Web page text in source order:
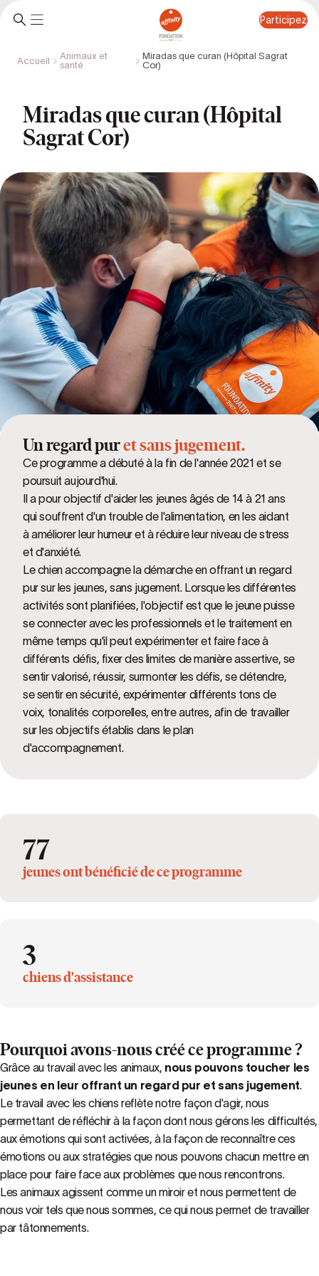
Participez
Accueil
Animaux et
santé
Miradas que curan (Hôpital Sagrat
Cor)
Miradas que curan (Hôpital
Sagrat Cor)
Un regard puret sans jugement.
Ce programme a débuté à la fin de l'année 2021 et se
poursuit aujourd'hui.
Il a pour objectif d'aider les jeunes âgés de 14 à 21 ans
qui souffrent d'un trouble de l'alimentation, en les aidant
à améliorer leur humeur et à réduire leur niveau de stress
et d'anxiété.
Le chien accompagne la démarche en offrant un regard
pur sur les jeunes, sans jugement. Lorsque les différentes
activités sont planifiées, l'objectif est que le jeune puisse
se connecter avec les professionnels et le traitement en
même temps qu'il peut expérimenter et faire face à
différents défis, fixer des limites de manière assertive, se
sentir valorisé, réussir, surmonter les défis, se détendre,
se sentir en sécurité, expérimenter différents tons de
voix, tonalités corporelles, entre autres, afin de travailler
sur les objectifs établis dans le plan
d'accompagnement.
77
jeunes ont bénéficié de ce programme
3
chiens d'assistance
Pourquoi avons-nous créé ce programme ?
Grâce au travail avec les animaux, nous pouvons toucher les
jeunes en leur offrant un regard pur et sans jugement.
Le travail avec les chiens reflète notre façon d'agir, nous
permettant de réfléchir à la façon dont nous gérons les difficultés,
aux émotions qui sont activées, à la façon de reconnaître ces
émotions ou aux stratégies que nous pouvons chacun mettre en
place pour faire face aux problèmes que nous rencontrons.
Les animaux agissent comme un miroir et nous permettent de
nous voir tels que nous sommes, ce qui nous permet de travailler
par tâtonnements.